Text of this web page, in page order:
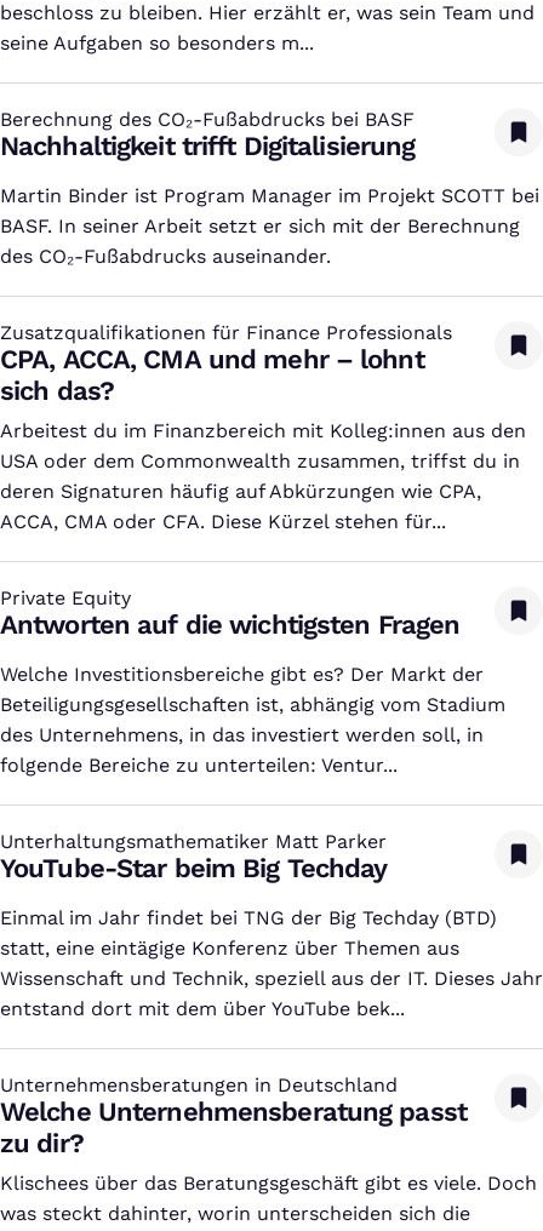
beschloss zu bleiben. Hier erzählt er, was sein Team und
seine Aufgaben so besonders m...
Berechnung des CO₂-Fußabdrucks bei BASF
:
Nachhaltigkeit trifft Digitalisierung
Martin Binder ist Program Manager im Projekt SCOTT bei
BASF. In seiner Arbeit setzt er sich mit der Berechnung
des CO₂-Fußabdrucks auseinander.
Zusatzqualifikationen für Finance Professionals
:
CPA, ACCA, CMA und mehr – lohnt
sich das?
Arbeitest du im Finanzbereich mit Kolleg:innen aus den
USA oder dem Commonwealth zusammen, triffst du in
deren Signaturen häufig auf Abkürzungen wie CPA,
ACCA, CMA oder CFA. Diese Kürzel stehen für...
Private Equity
:
Antworten auf die wichtigsten Fragen
Welche Investitionsbereiche gibt es? Der Markt der
Beteiligungsgesellschaften ist, abhängig vom Stadium
des Unternehmens, in das investiert werden soll, in
folgende Bereiche zu unterteilen: Ventur...
Unterhaltungsmathematiker Matt Parker
:
YouTube-Star beim Big Techday
Einmal im Jahr findet bei TNG der Big Techday (BTD)
statt, eine eintägige Konferenz über Themen aus
Wissenschaft und Technik, speziell aus der IT. Dieses Jahr
entstand dort mit dem über YouTube bek...
Unternehmensberatungen in Deutschland
:
Welche Unternehmensberatung passt
zu dir?
Klischees über das Beratungsgeschäft gibt es viele. Doch
was steckt dahinter, worin unterscheiden sich die